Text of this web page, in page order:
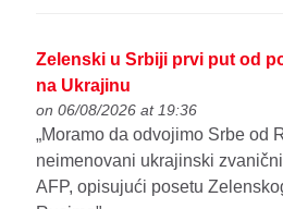
Zelenski u Srbiji prvi put od
na Ukrajinu
on 06/08/2026 at 19:36
„Moramo da odvojimo Srbe od
neimenovani ukrajinski
AFP, opisujući posetu